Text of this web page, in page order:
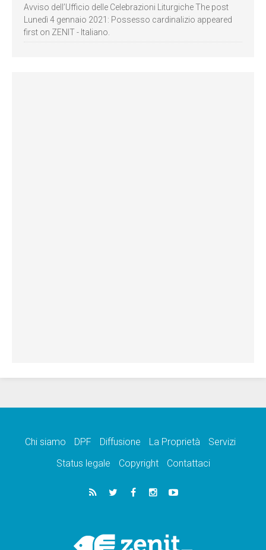
Avviso dell’Ufficio delle Celebrazioni Liturgiche The post
Lunedì 4 gennaio 2021: Possesso cardinalizio appeared
first on ZENIT - Italiano.
Chi siamo DPF Diffusione La Proprietà
Servizi
Status legale
Copyright Contattaci